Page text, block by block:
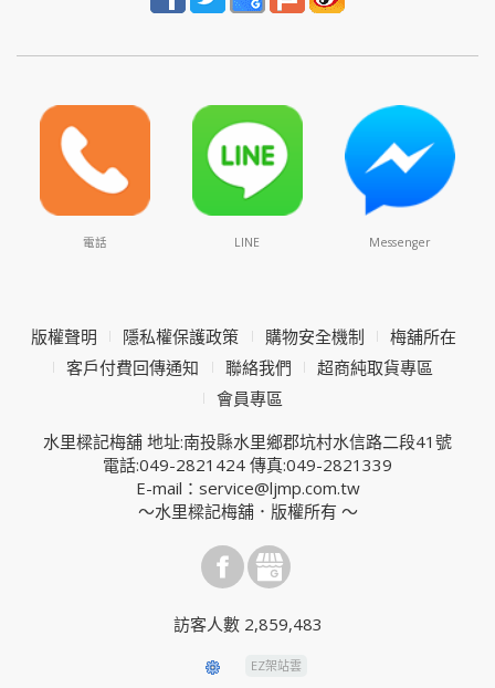
電話 LINE Messenger
版權聲明 隱私權保護政策 購物安全機制
梅舖所在
客戶付費回傳通知
聯絡我們
超商純取貨專區
會員專區
水里樑記梅舖 地址:南投縣水里鄉郡坑村水信路二段41號
電話:049-2821424 傳真:049-2821339
E-mail：service@ljmp.com.tw
～水里樑記梅舖．版權所有 ～
訪客人數 2,859,483
EZ架站雲